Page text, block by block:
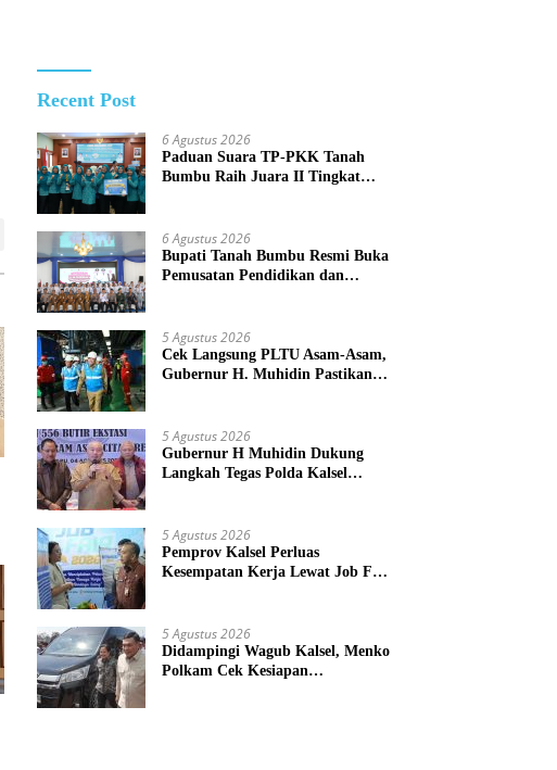
Jaringan
Recent Post
6 Agustus 2026
Paduan Suara TP-PKK Tanah
Bumbu Raih Juara II Tingkat
6 Agustus 2026
Bupati Tanah Bumbu Resmi Buka
Pemusatan Pendidikan dan
5 Agustus 2026
Cek Langsung PLTU Asam-Asam,
Gubernur H. Muhidin Pastikan
5 Agustus 2026
Gubernur H Muhidin Dukung
Langkah Tegas Polda Kalsel
5 Agustus 2026
Pemprov Kalsel Perluas
Kesempatan Kerja Lewat Job Fair
5 Agustus 2026
Didampingi Wagub Kalsel, Menko
Polkam Cek Kesiapan